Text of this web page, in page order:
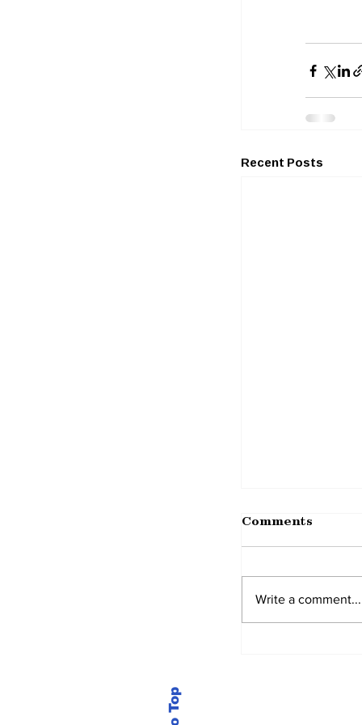
Recent Posts
Comments
Write a comment...